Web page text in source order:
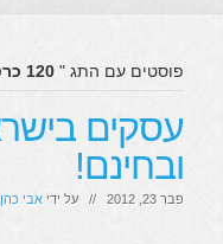
פוסטים עם התג "
עסקים
ובחינם!
פבר 23, 2012 // על ידי אבי כהן